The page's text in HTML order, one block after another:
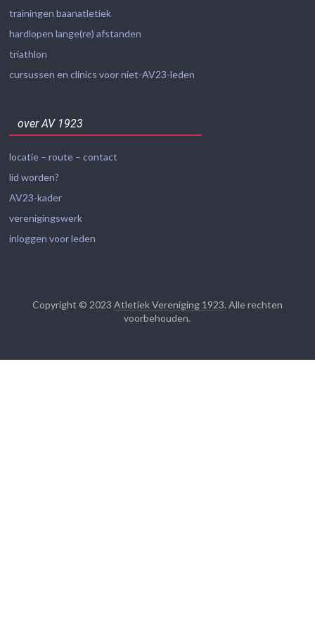
trainingen baanatletiek
hardlopen lange(re) afstanden
triathlon
cursussen en clinics voor niet-AV23-leden
over AV 1923
locatie – route – contact
lid worden?
AV23-kader
verenigingswerk
inloggen voor leden
Copyright © 2023 Atletiek Vereniging 1923. Alle rechten
voorbehouden.